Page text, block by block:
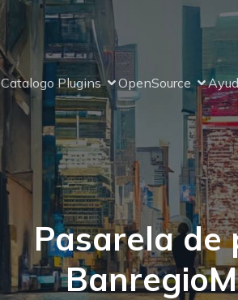
Catalogo Plugins OpenSource
Pasarela de